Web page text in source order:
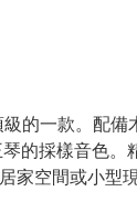
的一款。配
的採樣音色。
家空間或小型